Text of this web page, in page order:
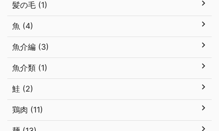
髪の毛 (1)
魚 (4)
魚介編 (3)
魚介類 (1)
鮭 (2)
鶏肉 (11)